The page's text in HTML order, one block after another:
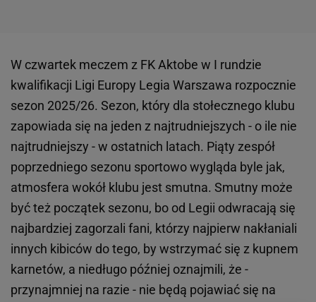
W czwartek meczem z FK Aktobe w I rundzie
kwalifikacji Ligi Europy Legia Warszawa rozpocznie
sezon 2025/26. Sezon, który dla stołecznego klubu
zapowiada się na jeden z najtrudniejszych - o ile nie
najtrudniejszy - w ostatnich latach. Piąty zespół
poprzedniego sezonu sportowo wygląda byle jak,
atmosfera wokół klubu jest smutna. Smutny może
być też początek sezonu, bo od Legii odwracają się
najbardziej zagorzali fani, którzy najpierw nakłaniali
innych kibiców do tego, by wstrzymać się z kupnem
karnetów, a niedługo później oznajmili, że -
przynajmniej na razie - nie będą pojawiać się na